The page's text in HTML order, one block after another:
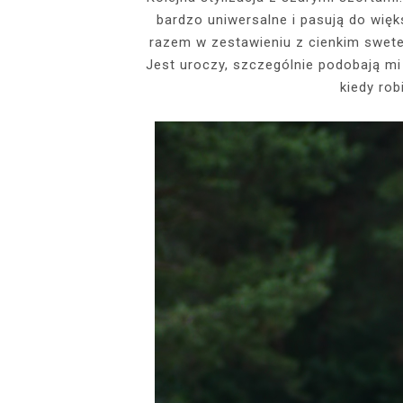
EVENTS
SENSUAL
RAJSTOPY I
BUDUAROWE
CZARNE
GRANATOWY
bardzo uniwersalne i pasują do
razem w zestawieniu z cienkim
Jest uroczy, szczególnie podobają
kiedy